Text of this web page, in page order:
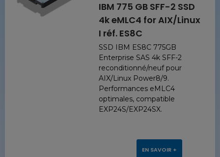
IBM 775 GB SFF-2 SSD
4k eMLC4 for AIX/Linux
I réf. ES8C
SSD IBM ES8C 775GB
Enterprise SAS 4k SFF-2
reconditionné/neuf pour
AIX/Linux Power8/9.
Performances eMLC4
optimales, compatible
EXP24S/EXP24SX.
EN SAVOIR +